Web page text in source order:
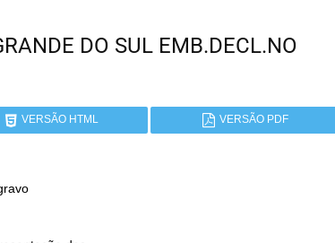
DO SUL EMB.DECL.NO
VERSÃO HTML VERSÃO PDF